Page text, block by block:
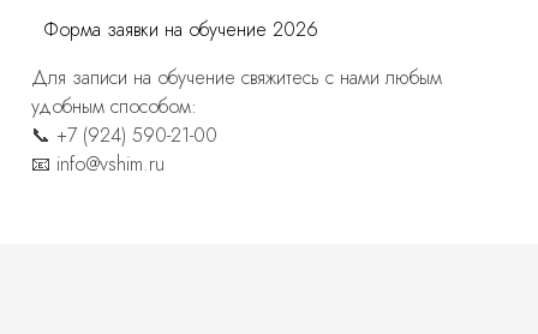
Форма заявки на обучение 2026
Для записи на обучение свяжитесь с нами любым
удобным способом:
📞 +7 (924) 590-21-00
📧 info@vshim.ru